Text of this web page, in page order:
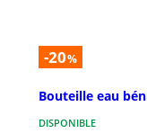
-20%
Bouteille eau
DISPONIBLE